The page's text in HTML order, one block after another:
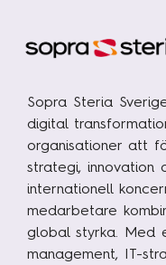
Sopra Steria
digital
organisationer att
strategi, innovation
internationell
medarbetare
global styrka. Med
management, IT-